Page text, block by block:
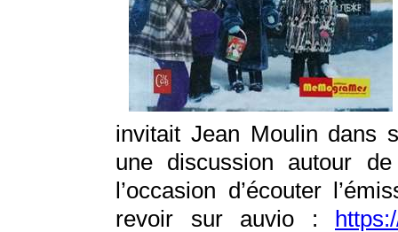
invitait Jean Moulin dans
une discussion autour
l’occasion d’écouter
revoir sur auvio :